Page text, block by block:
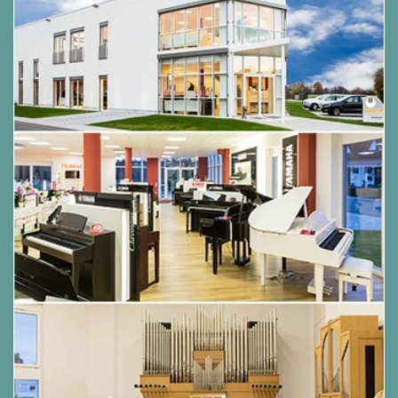
88 Tasten Klaviatur:Scaled Hammer Action
Keyboard II,
(Tastenmaterial: Kunststoff,
abgestufte Hammermechanik)
Max. Polyphonie:192 Noten
Klangfarben:
19
Akustiksimulator:Dämpferresonanz,
Saitenresonanz, Hammer Response, Key-Off-
Simulator,
Effekte: Reverb (4 Typen), Chorus (4 Typen),
Brillanz
Metronom:0 bis 9 Schläge/Takt / Tempo: 20
bis 255
Duett-Modus:Ja (fester Tonbereich)
Musikbibliothek:
60 hinterlegte Songs
MIDI-Recorder:Modi: Echtzeit-Aufnahme,
Wiedergabe, Spuren: 2, Kapazität: bis ca.
10.000 Noten insgesamt, Aufnahmespeicher:
eingebauter Flashspeicher
AUDIO-Recorder:Echtzeit-Aufnahme und